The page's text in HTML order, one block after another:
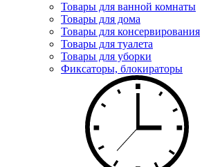
Товары для ванной комнаты
Товары для дома
Товары для консервирования
Товары для туалета
Товары для уборки
Фиксаторы, блокираторы